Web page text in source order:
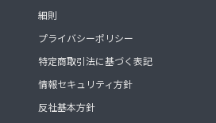
細則
プライバシーポリシー
特定商取引法に基づく表記
情報セキュリティ方針
反社基本方針